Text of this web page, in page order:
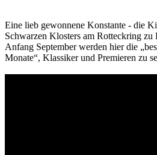
Eine lieb gewonnene Konstante - die
Schwarzen Klosters am Rotteckring
Anfang September werden hier die
Monate“, Klassiker und Premieren zu